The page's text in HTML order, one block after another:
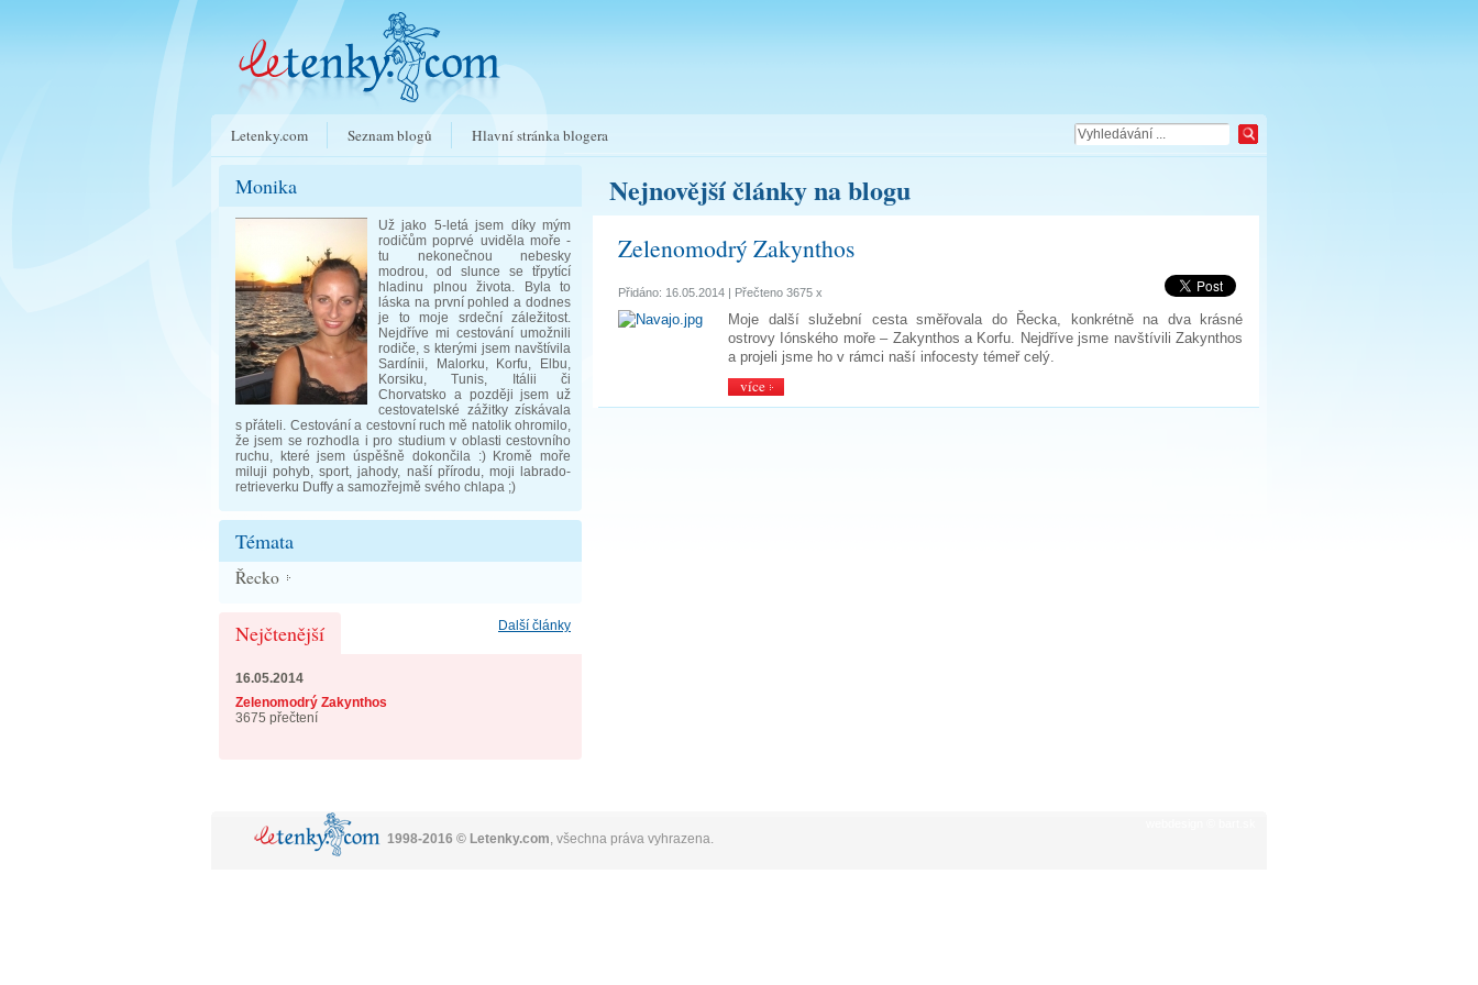
Letenky.com Seznam blogů Hlavní stránka blogera
Monika
Už jako 5-letá jsem díky mým
rodičům poprvé uviděla moře -
tu nekonečnou nebesky
modrou, od slunce se třpytící
hladinu plnou života. Byla to
láska na první pohled a dodnes
je to moje srdeční záležitost.
Nejdříve mi cestování umožnili
rodiče, s kterými jsem navštívila
Sardínii, Malorku, Korfu, Elbu,
Korsiku, Tunis, Itálii či
Chorvatsko a později jsem už
cestovatelské zážitky získávala
s přáteli. Cestování a cestovní ruch mě natolik ohromilo,
že jsem se rozhodla i pro studium v oblasti cestovního
ruchu, které jsem úspěšně dokončila :) Kromě moře
miluji pohyb, sport, jahody, naší přírodu, moji labrado-
retrieverku Duffy a samozřejmě svého chlapa ;)
Témata
Řecko
Další články
Nejčtenější
16.05.2014
Zelenomodrý Zakynthos
3675 přečtení
Nejnovější články na blogu
Zelenomodrý Zakynthos
Přidáno: 16.05.2014 | Přečteno 3675 x
Moje další služební cesta směřovala do Řecka, konkrétně na dva krásné
ostrovy Iónského moře – Zakynthos a Korfu. Nejdříve jsme navštívili Zakynthos
a projeli jsme ho v rámci naší infocesty témeř celý.
více
1998-2016 © Letenky.com, všechna práva vyhrazena.